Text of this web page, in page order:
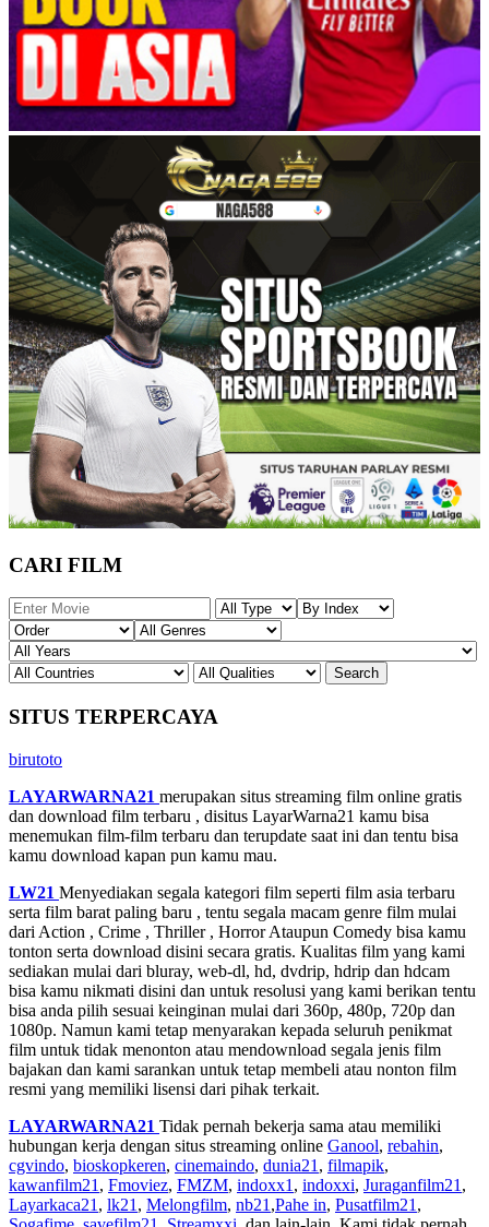
CARI FILM
SITUS TERPERCAYA
birutoto
LAYARWARNA21 merupakan situs streaming film online gratis
dan download film terbaru , disitus LayarWarna21 kamu bisa
menemukan film-film terbaru dan terupdate saat ini dan tentu bisa
kamu download kapan pun kamu mau.
LW21 Menyediakan segala kategori film seperti film asia terbaru
serta film barat paling baru , tentu segala macam genre film mulai
dari Action , Crime , Thriller , Horror Ataupun Comedy bisa kamu
tonton serta download disini secara gratis. Kualitas film yang kami
sediakan mulai dari bluray, web-dl, hd, dvdrip, hdrip dan hdcam
bisa kamu nikmati disini dan untuk resolusi yang kami berikan tentu
bisa anda pilih sesuai keinginan mulai dari 360p, 480p, 720p dan
1080p. Namun kami tetap menyarakan kepada seluruh penikmat
film untuk tidak menonton atau mendownload segala jenis film
bajakan dan kami sarankan untuk tetap membeli atau nonton film
resmi yang memiliki lisensi dari pihak terkait.
LAYARWARNA21 Tidak pernah bekerja sama atau memiliki
hubungan kerja dengan situs streaming online Ganool, rebahin,
cgvindo, bioskopkeren, cinemaindo, dunia21 , filmapik,
kawanfilm21 , Fmoviez, FMZM, indoxx1 , indoxxi, Juraganfilm21 ,
Layarkaca21 , lk21 , Melongfilm, nb21 ,Pahe in, Pusatfilm21 ,